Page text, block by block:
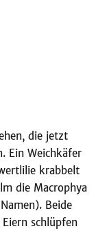
die jetzt
Ein Weichkäfer
krabbelt
die Macrophya
Beide
schlüpfen